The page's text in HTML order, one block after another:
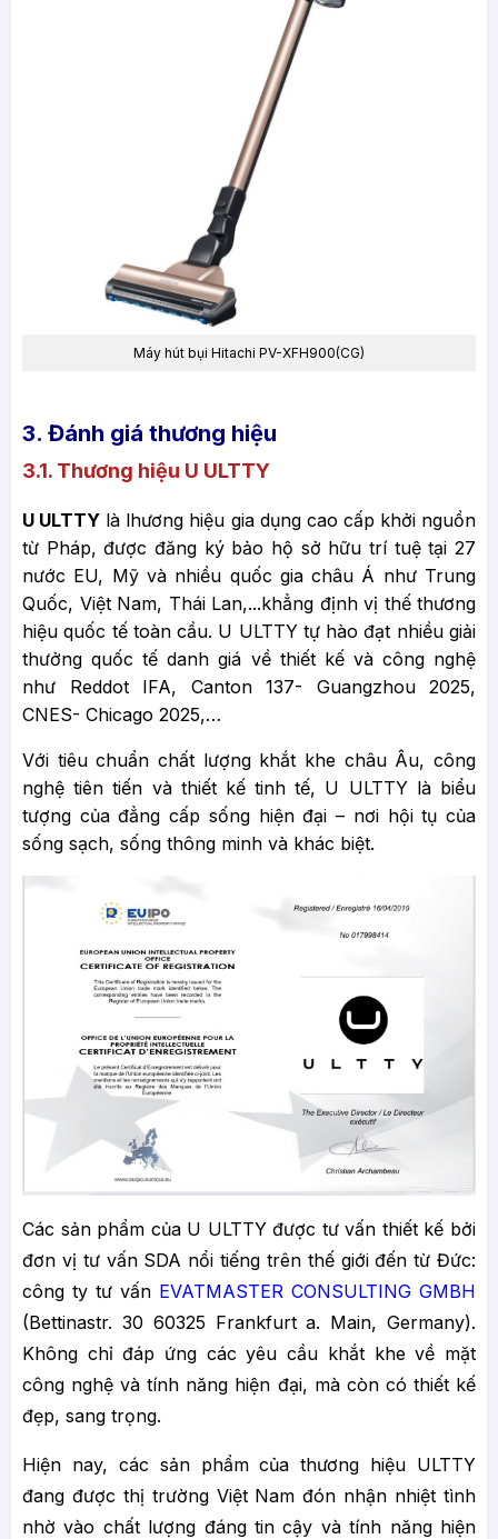
Máy hút bụi Hitachi PV-XFH900(CG)
3. Đánh giá thương hiệu
3.1. Thương hiệu U ULTTY
U ULTTY là lhương hiệu gia dụng cao cấp khởi nguồn
từ Pháp, được đăng ký bảo hộ sở hữu trí tuệ tại 27
nước EU, Mỹ và nhiều quốc gia châu Á như Trung
Quốc, Việt Nam, Thái Lan,...khẳng định vị thế thương
hiệu quốc tế toàn cầu. U ULTTY tự hào đạt nhiều giải
thưởng quốc tế danh giá về thiết kế và công nghệ
như Reddot IFA, Canton 137- Guangzhou 2025,
CNES- Chicago 2025,…
Với tiêu chuẩn chất lượng khắt khe châu Âu, công
nghệ tiên tiến và thiết kế tinh tế, U ULTTY là biểu
tượng của đẳng cấp sống hiện đại – nơi hội tụ của
sống sạch, sống thông minh và khác biệt.
Các sản phẩm của U ULTTY được tư vấn thiết kế bởi
đơn vị tư vấn SDA nổi tiếng trên thế giới đến từ Đức:
công ty tư vấn EVATMASTER CONSULTING GMBH
(Bettinastr. 30 60325 Frankfurt a. Main, Germany).
Không chỉ đáp ứng các yêu cầu khắt khe về mặt
công nghệ và tính năng hiện đại, mà còn có thiết kế
đẹp, sang trọng.
Hiện nay, các sản phẩm của thương hiệu ULTTY
đang được thị trường Việt Nam đón nhận nhiệt tình
nhờ vào chất lượng đáng tin cậy và tính năng hiện